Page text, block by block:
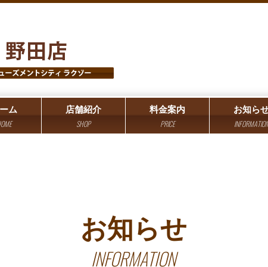
ム 店舗紹介
SHOP
料金案内
PRICE
お知ら
INFORMATION
お知らせ
INFORMATION